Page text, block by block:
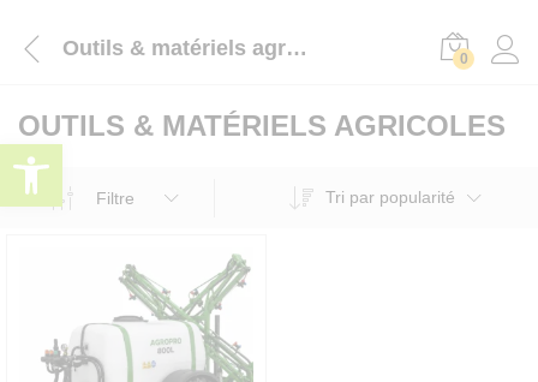
Outils & matériels agricoles 0
OUTILS & MATÉRIELS AGRICOLES
Filtre Tri par popularité
Ouvrir la barre d’outils